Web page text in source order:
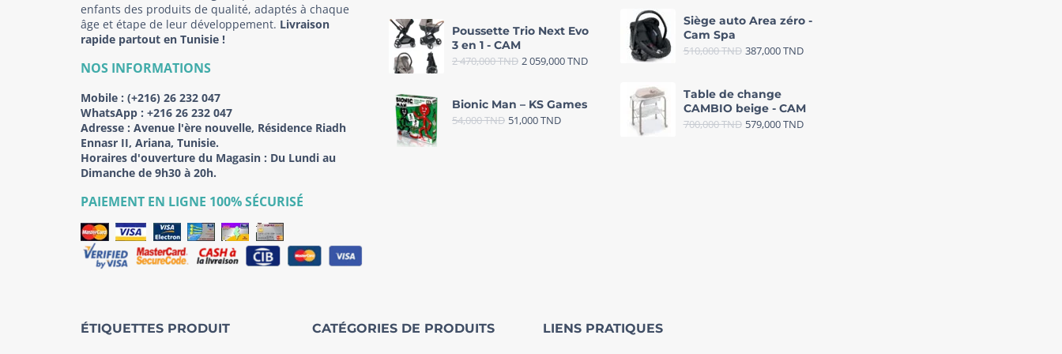
enfants des produits de qualité, adaptés à chaque
âge et étape de leur développement. Livraison
rapide partout en Tunisie !
NOS INFORMATIONS
Mobile : (+216) 26 232 047
WhatsApp : +216 26 232 047
Adresse : Avenue l'ère nouvelle, Résidence Riadh
Ennasr II, Ariana, Tunisie.
Horaires d'ouverture du Magasin : Du Lundi au
Dimanche de 9h30 à 20h.
PAIEMENT EN LIGNE 100% SÉCURISÉ
Poussette Trio Next Evo
3 en 1 - CAM
2 470,000TND 2 059,000TND
Bionic Man – KS Games
54,000TND 51,000TND
Siège auto Area zéro -
Cam Spa
510,000TND 387,000TND
Table de change
CAMBIO beige - CAM
700,000TND 579,000TND
ÉTIQUETTES PRODUIT CATÉGORIES DE PRODUITS LIENS PRATIQUES